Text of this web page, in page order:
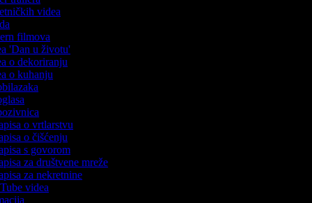
videa
filmova
'Dan u životu'
o dekoriranju
o kuhanju
o vrtlarstvu
o čišćenju
s govorom
za društvene mreže
za nekretnine
videa